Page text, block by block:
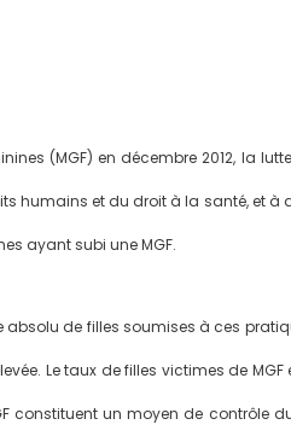
(MGF) en décembre 2012, la
humains et du droit à la santé, et à
ayant subi une MGF.
absolu de filles soumises à ces
Le taux de filles victimes de MGF
constituent un moyen de contrôle